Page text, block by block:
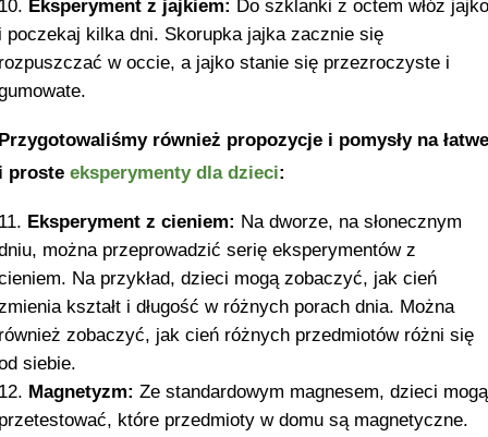
Eksperyment z jajkiem: Do szklanki z octem włóż
poczekaj kilka dni. Skorupka jajka zacznie się
w occie, a jajko stanie się przezroczyste i
również propozycje i pomysły na
prosteeksperymenty dla dzieci:
Eksperyment z cieniem: Na dworze, na słonecznym
można przeprowadzić serię eksperymentów z
Na przykład, dzieci mogą zobaczyć, jak cień
kształt i długość w różnych porach dnia. Można
zobaczyć, jak cień różnych przedmiotów różni się
siebie.
Magnetyzm: Ze standardowym magnesem, dzieci mogą
które przedmioty w domu są magnetyczne.